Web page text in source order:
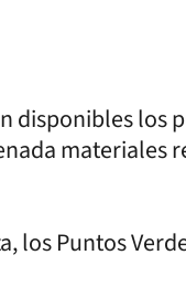
disponibles los
materiales
los Puntos